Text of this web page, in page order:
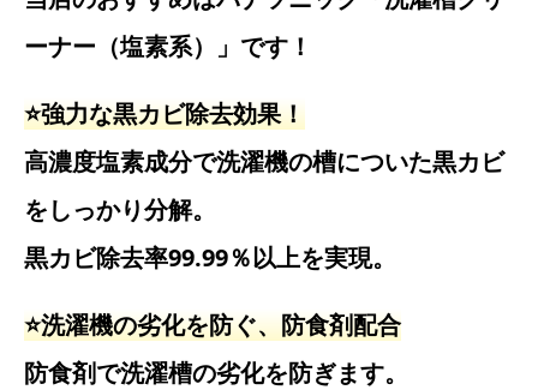
ーナー（塩素系）」です！
⭐️強力な黒カビ除去効果！
高濃度塩素成分で洗濯機の槽についた黒カビ
をしっかり分解。
黒カビ除去率99.99％以上を実現。
⭐️洗濯機の劣化を防ぐ、防食剤配合
防食剤で洗濯槽の劣化を防ぎます。